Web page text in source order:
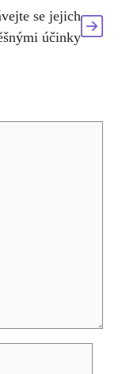
se jejich
účinky